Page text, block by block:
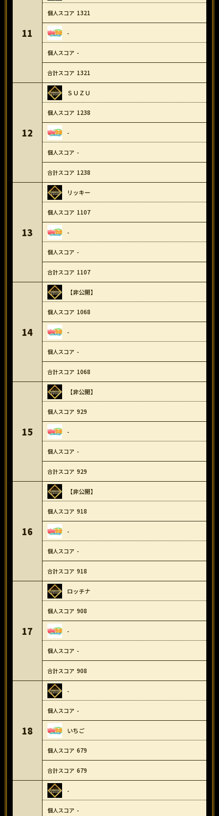
11
1321
-
-
1321
12
ＳＵＺＵ
1238
-
-
1238
13
リッキー
1107
-
-
1107
14
【非公開】
1068
-
-
1068
15
【非公開】
929
-
-
929
16
【非公開】
918
-
-
918
17
ロッチナ
908
-
-
908
18
-
-
いちご
679
679
-
-